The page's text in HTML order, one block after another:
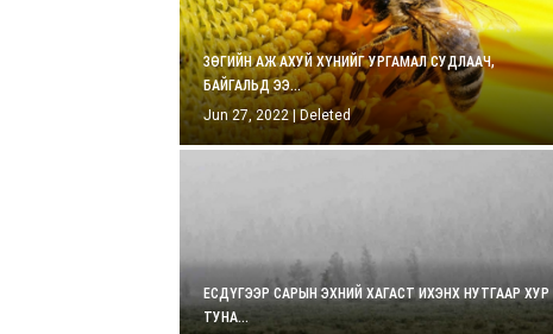
ЗӨГИЙН АЖ АХУЙ ХҮНИЙГ УРГАМАЛ СУДЛААЧ,
БАЙГАЛЬД ЭЭ...
Jun 27, 2022 | Deleted
ЕСДҮГЭЭР САРЫН ЭХНИЙ ХАГАСТ ИХЭНХ НУТГААР ХУР
ТУНА...